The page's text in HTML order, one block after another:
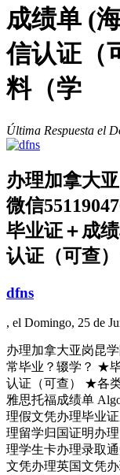
成绩单 (
信认证（
料（学
Última Respuesta el
办理加拿大
微信
毕业证＋成
认证（可查
dfns
, el Domingo, 25 de
办理加拿大亚岗昆
常毕业？辍学？ ★
认证（可查） ★各
雅思托福成绩单
理假文凭办理毕业
理留学归国证明办
理学生卡办理录取
文凭办理英国文凭